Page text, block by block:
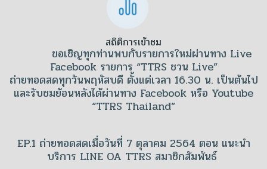
สถิติการเข้าชม
ขอเชิญทุกท่านพบกับรายการใหม่ผ่านทาง Live
Facebook รายการ “TTRS ชวน Live”
ถ่ายทอดสดทุกวันพฤหัสบดี ตั้งแต่เวลา 16.30 น. เป็นต้นไป
และรับชมย้อนหลังได้ผ่านทาง Facebook หรือ Youtube
“TTRS Thailand”
EP.1 ถ่ายทอดสดเมื่อวันที่ 7 ตุลาคม 2564 ตอน แนะนำ
บริการ LINE OA TTRS สมาชิกสัมพันธ์